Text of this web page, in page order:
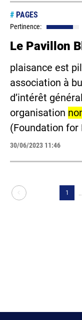
# PAGES
Pertinence:
Le Pavillon
plaisance est
association à
d’intérêt
organisation
(Foundation for
30/06/2023 11:46
1